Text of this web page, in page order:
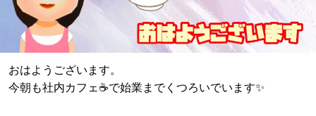
おはようございます。
今朝も社内カフェ☕️で始業までくつろいでいます✨